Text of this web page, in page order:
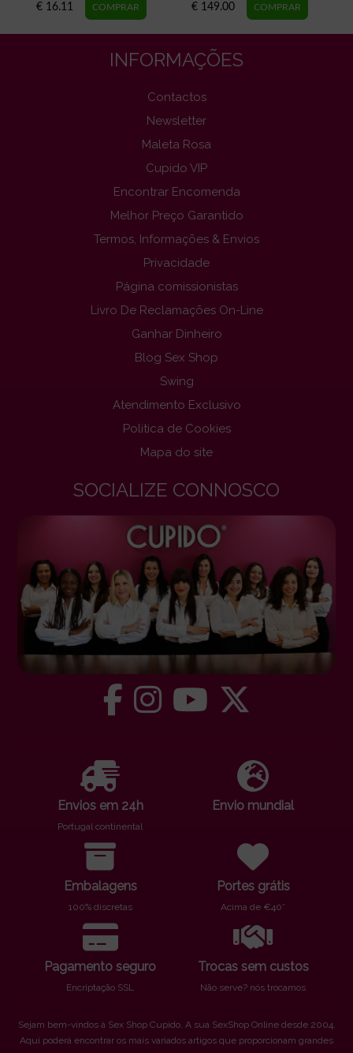
€ 16.11
€ 149.00
INFORMAÇÕES
Contactos
Newsletter
Maleta Rosa
Cupido VIP
Encontrar Encomenda
Melhor Preço Garantido
Termos, Informações & Envios
Privacidade
Página comissionistas
Livro De Reclamações On-Line
Ganhar Dinheiro
Blog Sex Shop
Swing
Atendimento Exclusivo
Politica de Cookies
Mapa do site
SOCIALIZE CONNOSCO
Envios em 24h
Portugal continental
Envio mundial
Embalagens
100% discretas
Portes grátis
Acima de €40*
Pagamento seguro
Encriptação SSL
Trocas sem custos
Não serve? nós trocamos
Sejam bem-vindos à Sex Shop Cupido. A sua SexShop Online desde 2004.
Aqui poderá encontrar os mais variados artigos que proporcionam grandes